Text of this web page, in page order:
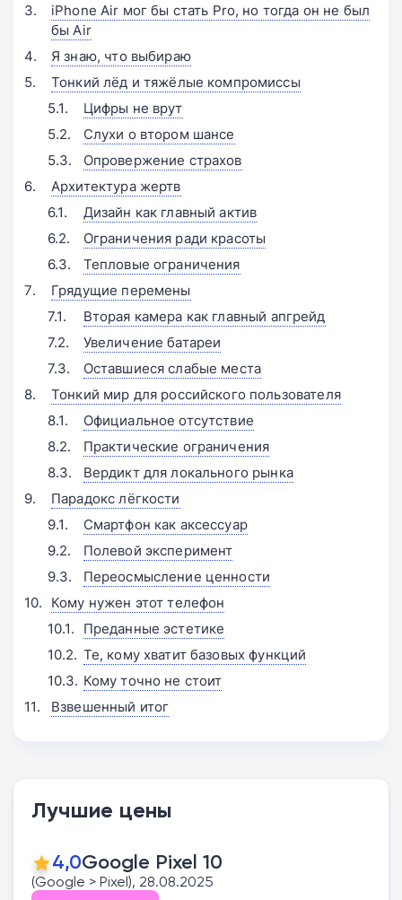
iPhone Air мог бы стать Pro, но тогда он не был
бы Air
Я знаю, что выбираю
Тонкий лёд и тяжёлые компромиссы
Цифры не врут
Слухи о втором шансе
Опровержение страхов
Архитектура жертв
Дизайн как главный актив
Ограничения ради красоты
Тепловые ограничения
Грядущие перемены
Вторая камера как главный апгрейд
Увеличение батареи
Оставшиеся слабые места
Тонкий мир для российского пользователя
Официальное отсутствие
Практические ограничения
Вердикт для локального рынка
Парадокс лёгкости
Смартфон как аксессуар
Полевой эксперимент
Переосмысление ценности
Кому нужен этот телефон
Преданные эстетике
Те, кому хватит базовых функций
Кому точно не стоит
Взвешенный итог
Лучшие цены
4,0Google Pixel 10
(Google > Pixel), 28.08.2025